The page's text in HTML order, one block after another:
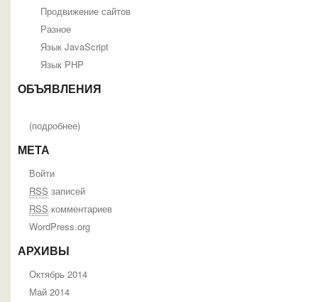
Продвижение сайтов
Разное
Язык JavaScript
Язык PHP
ОБЪЯВЛЕНИЯ
(подробнее)
МЕТА
Войти
RSS записей
RSS комментариев
WordPress.org
АРХИВЫ
Октябрь 2014
Май 2014